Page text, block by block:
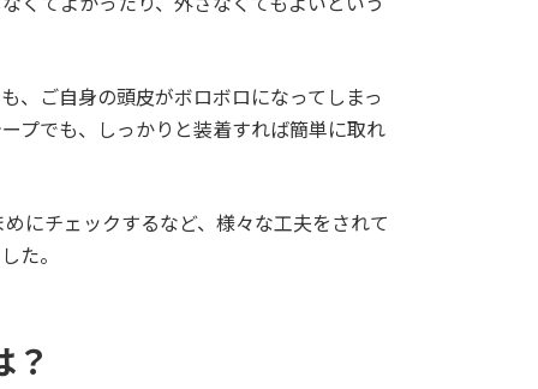
、ご自身の頭皮がボロボロになってしまっ
プでも、しっかりと装着すれば簡単に取れ
にチェックするなど、様々な工夫をされて
た。
？